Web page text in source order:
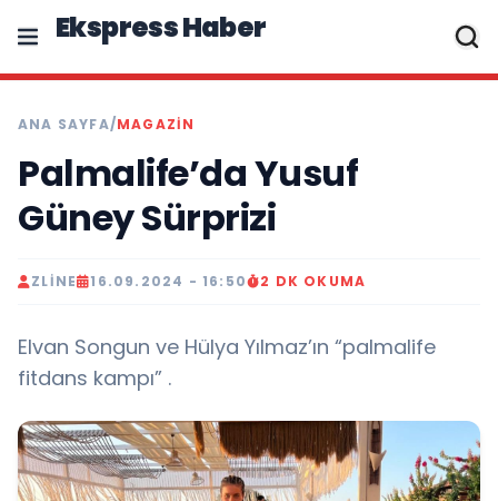
Ekspress Haber
ANA SAYFA/MAGAZIN
Palmalife’da Yusuf
Güney Sürprizi
ZLINE 16.09.2024 - 16:50 2 DK OKUMA
Elvan Songun ve Hülya Yılmaz’ın “palmalife
fitdans kampı” .